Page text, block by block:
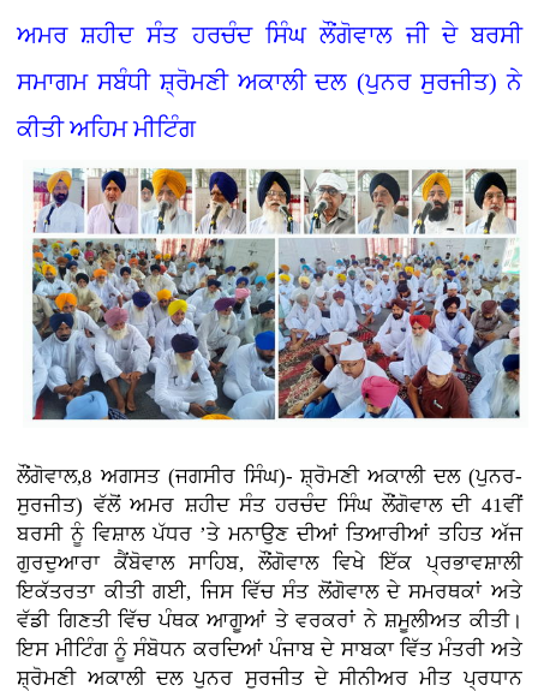
ਅਮਰ ਸ਼ਹੀਦ ਸੰਤ ਹਰਚੰਦ ਸਿੰਘ ਲੌਂਗੋਵਾਲ ਜੀ ਦੇ ਬਰਸੀ
ਸਮਾਗਮ ਸਬੰਧੀ ਸ਼੍ਰੋਮਣੀ ਅਕਾਲੀ ਦਲ (ਪੁਨਰ ਸੁਰਜੀਤ) ਨੇ
ਕੀਤੀ ਅਹਿਮ ਮੀਟਿੰਗ
ਲੌਂਗੋਵਾਲ,8 ਅਗਸਤ (ਜਗਸੀਰ ਸਿੰਘ)- ਸ਼੍ਰੋਮਣੀ ਅਕਾਲੀ ਦਲ (ਪੁਨਰ-
ਸੁਰਜੀਤ) ਵੱਲੋਂ ਅਮਰ ਸ਼ਹੀਦ ਸੰਤ ਹਰਚੰਦ ਸਿੰਘ ਲੌਂਗੋਵਾਲ ਦੀ 41ਵੀਂ
ਬਰਸੀ ਨੂੰ ਵਿਸ਼ਾਲ ਪੱਧਰ ’ਤੇ ਮਨਾਉਣ ਦੀਆਂ ਤਿਆਰੀਆਂ ਤਹਿਤ ਅੱਜ
ਗੁਰਦੁਆਰਾ ਕੈਂਬੋਵਾਲ ਸਾਹਿਬ, ਲੌਂਗੋਵਾਲ ਵਿਖੇ ਇੱਕ ਪ੍ਰਭਾਵਸ਼ਾਲੀ
ਇਕੱਤਰਤਾ ਕੀਤੀ ਗਈ, ਜਿਸ ਵਿੱਚ ਸੰਤ ਲੋਂਗੋਵਾਲ ਦੇ ਸਮਰਥਕਾਂ ਅਤੇ
ਵੱਡੀ ਗਿਣਤੀ ਵਿੱਚ ਪੰਥਕ ਆਗੂਆਂ ਤੇ ਵਰਕਰਾਂ ਨੇ ਸ਼ਮੂਲੀਅਤ ਕੀਤੀ।
ਇਸ ਮੀਟਿੰਗ ਨੂੰ ਸੰਬੋਧਨ ਕਰਦਿਆਂ ਪੰਜਾਬ ਦੇ ਸਾਬਕਾ ਵਿੱਤ ਮੰਤਰੀ ਅਤੇ
ਸ਼੍ਰੋਮਣੀ ਅਕਾਲੀ ਦਲ ਪੁਨਰ ਸੁਰਜੀਤ ਦੇ ਸੀਨੀਅਰ ਮੀਤ ਪ੍ਰਧਾਨ